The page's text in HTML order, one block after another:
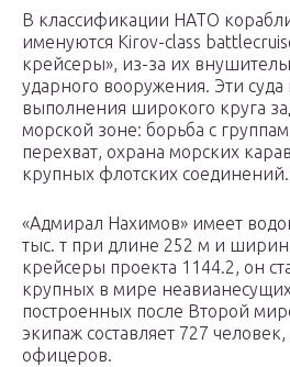
В классификации НАТО
именуются Kirov-class
крейсеры», из-за их
ударного вооружения. Эти
выполнения широкого круга
морской зоне: борьба с
перехват, охрана морских
крупных флотских соединений.
«Адмирал Нахимов» имеет
тыс. т при длине 252 м и
крейсеры проекта 1144.2, он
крупных в мире
построенных после Второй
экипаж составляет 727
офицеров.